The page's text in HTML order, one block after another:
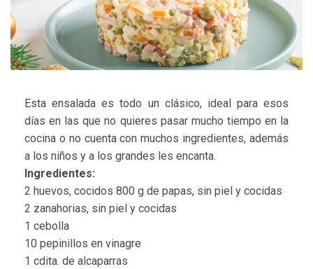
Esta ensalada es todo un clásico, ideal para esos
días en las que no quieres pasar mucho tiempo en la
cocina o no cuenta con muchos ingredientes, además
a los niños y a los grandes les encanta.
Ingredientes:
2 huevos, cocidos 800 g de papas, sin piel y cocidas
2 zanahorias, sin piel y cocidas
1 cebolla
10 pepinillos en vinagre
1 cdita. de alcaparras